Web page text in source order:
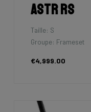
Astr RS
Taille: S
Groupe: Frameset
€4,999.00